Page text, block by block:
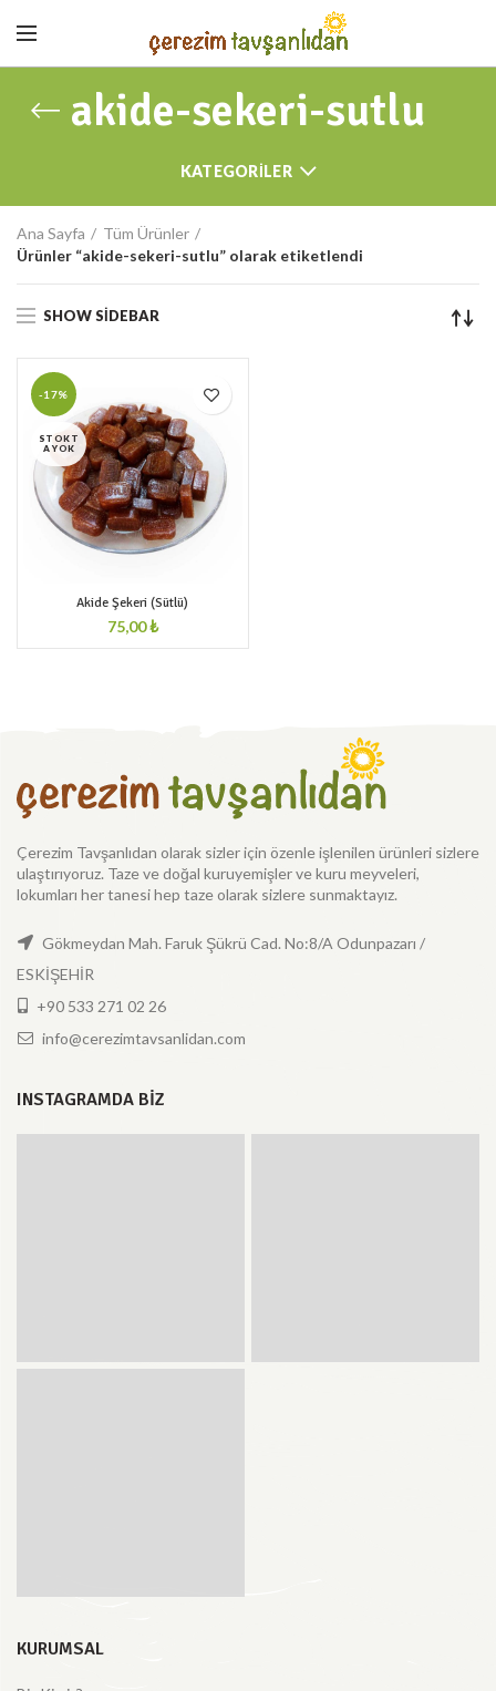
akide-sekeri-sutlu
KATEGORILER
Ana Sayfa
Tüm Ürünler
Ürünler “akide-sekeri-sutlu” olarak etiketlendi
SHOW SIDEBAR
-17%
STOKT
A YOK
Akide Şekeri (Sütlü)
₺
Çerezim Tavşanlıdan olarak sizler için özenle işlenilen ürünleri sizlere
ulaştırıyoruz. Taze ve doğal kuruyemişler ve kuru meyveleri,
lokumları her tanesi hep taze olarak sizlere sunmaktayız.
Gökmeydan Mah. Faruk Şükrü Cad. No:8/A Odunpazarı /
ESKİŞEHİR
+90 533 271 02 26
info@cerezimtavsanlidan.com
INSTAGRAMDA BIZ
KURUMSAL